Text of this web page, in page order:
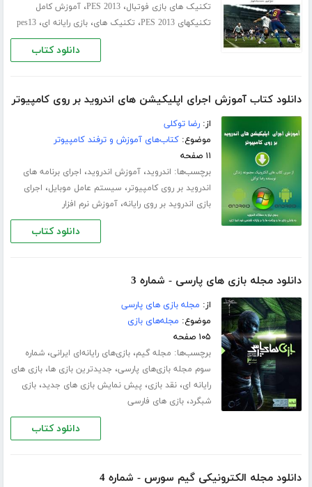
تکنیک های بازی فوتبال،PES 2013،آموزش کامل
تکنیکهای PES 2013
، تکنیک های،بازی رایانه ای،pes13
دانلود کتاب
دانلود کتاب آموزش اجرای اپلیکیشن های اندروید بر روی کامپیوتر
از:رضا توکلی
موضوع:کتاب‌های آموزش و ترفند کامپیوتر
۱۱ صفحه
برچسب‌ها: اندروید،آموزش اندروید، اجرای برنامه های
اندروید بر روی کامپیوتر، سیستم عامل موبایل، اجرای
بازی اندروید بر روی رایانه،آموزش نرم افزار
دانلود کتاب
دانلود مجله بازی های پارسی - شماره 3
از: مجله بازی های پارسی
موضوع: مجله‌های بازی
۱۰۵ صفحه
برچسب‌ها: مجله گیم،بازی‌های رایانه‌ای ایرانی،شماره‌
سوم مجله‌ بازی‌های پارسی، جدیدترین بازی ها،بازی های
رایانه ای،نقد بازی، پیش نمایش بازی های جدید،بازی
شبگرد،بازی های فارسی
دانلود کتاب
دانلود مجله الکترونیکی گیم سورس - شماره 4